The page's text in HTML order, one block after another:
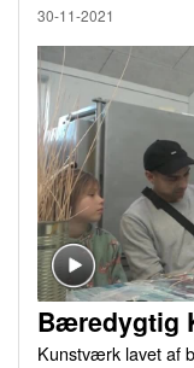
30-11-2021
Bæredygtig
Kunstværk lavet af